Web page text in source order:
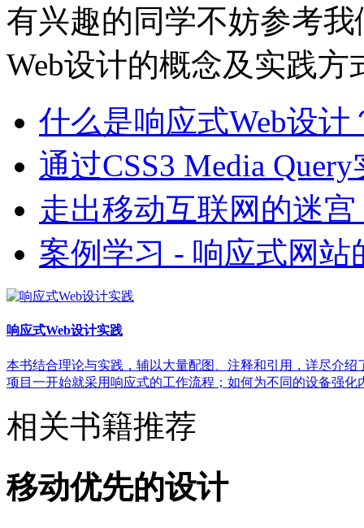
有兴趣的同学不妨参考
Web设计的概念及实践
什么是响应式Web设计
通过CSS3 Media
走出移动互联网的迷
案例学习 - 响应式网
响应式Web设计实践
本书结合理论与实践，辅以大量配图、注释和引用，详尽介
项目一开始就采用响应式的工作流程；如何为不同的设备强
相关书籍推荐
移动优先的设计